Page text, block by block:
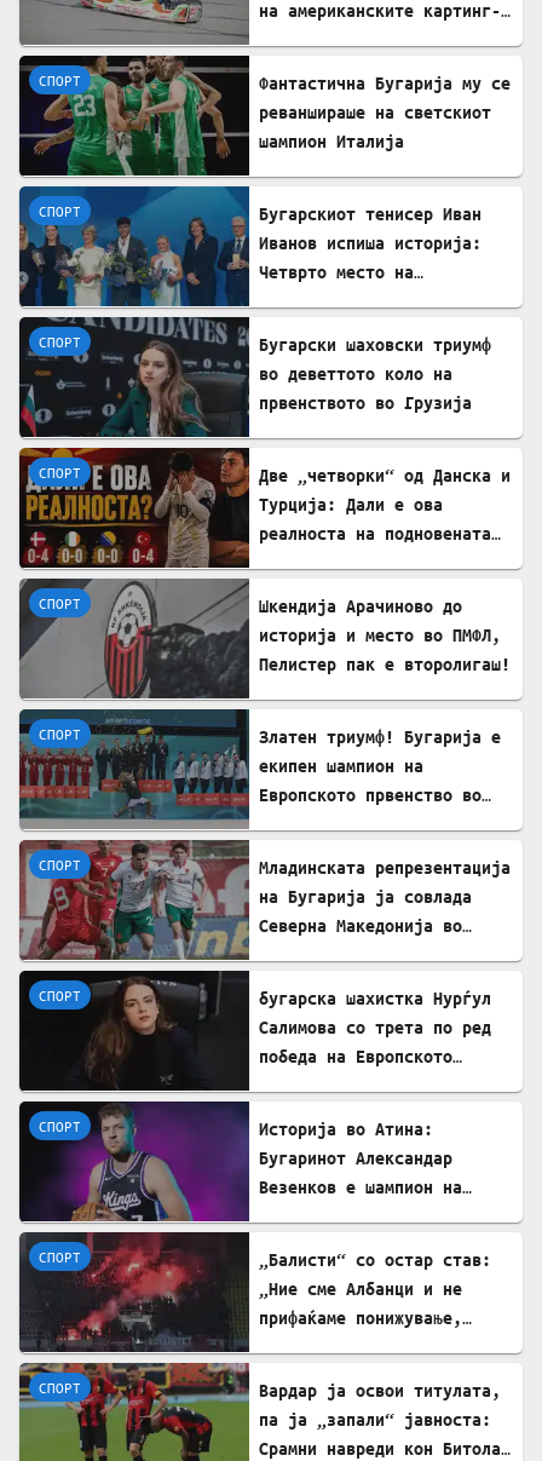
на американските картинг-
СПОРТ
Фантастична Бугарија му се
реваншираше на светскиот
шампион Италија
СПОРТ
Бугарскиот тенисер Иван
Иванов испиша историја:
Четврто место на
СПОРТ
Бугарски шаховски триумф
во деветтото коло на
првенството во Грузија
СПОРТ
Две „четворки“ од Данска и
Турција: Дали е ова
реалноста на подновената
СПОРТ
Шкендија Арачиново до
историја и место во ПМФЛ,
Пелистер пак e второлигаш!
СПОРТ
Златен триумф! Бугарија е
екипен шампион на
Европското првенство во
СПОРТ
Младинската репрезентација
на Бугарија ја совлада
Северна Македонија во
СПОРТ
бугарска шахистка Нурѓул
Салимова со трета по ред
победа на Европското
СПОРТ
Историја во Атина:
Бугаринот Александар
Везенков е шампион на
СПОРТ
„Балисти“ со остар став:
„Ние сме Албанци и не
прифаќаме понижување,
СПОРТ
Вардар ја освои титулата,
па ја „запали“ јавноста:
Срамни навреди кон Битола